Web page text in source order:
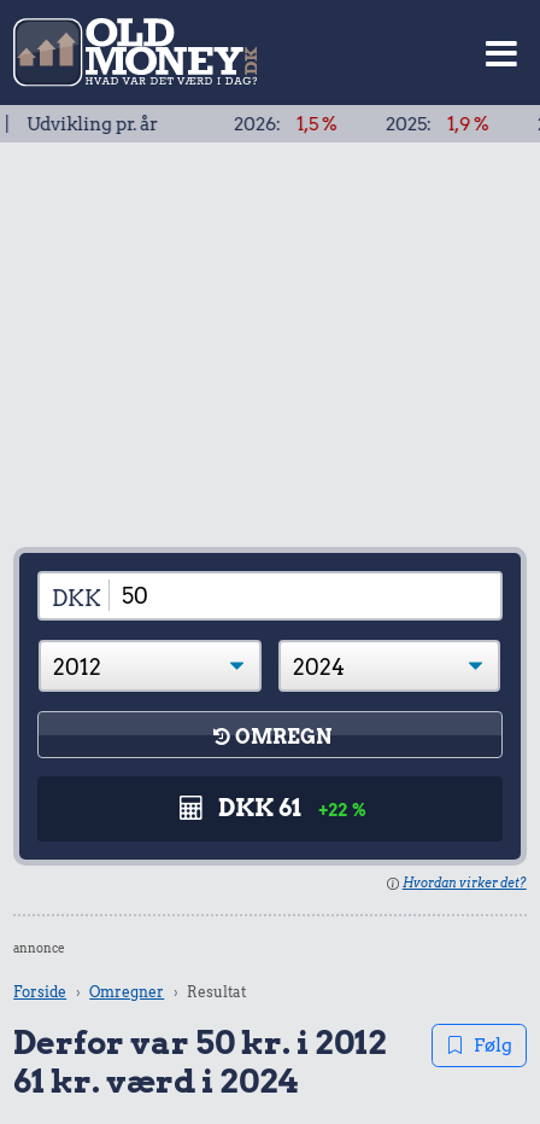
pr. år2026: 1,5 % 2025: 1,9 % 2024:
DKK
OMREGN
DKK 61 +22 %
Hvordan virker det?
annonce
Forside Omregner Resultat
Derfor var 50 kr. i 2012
61 kr. værd i 2024
Følg